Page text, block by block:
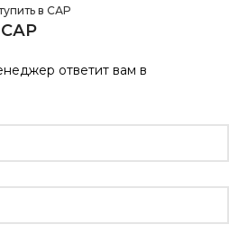
в САР
ответит вам в